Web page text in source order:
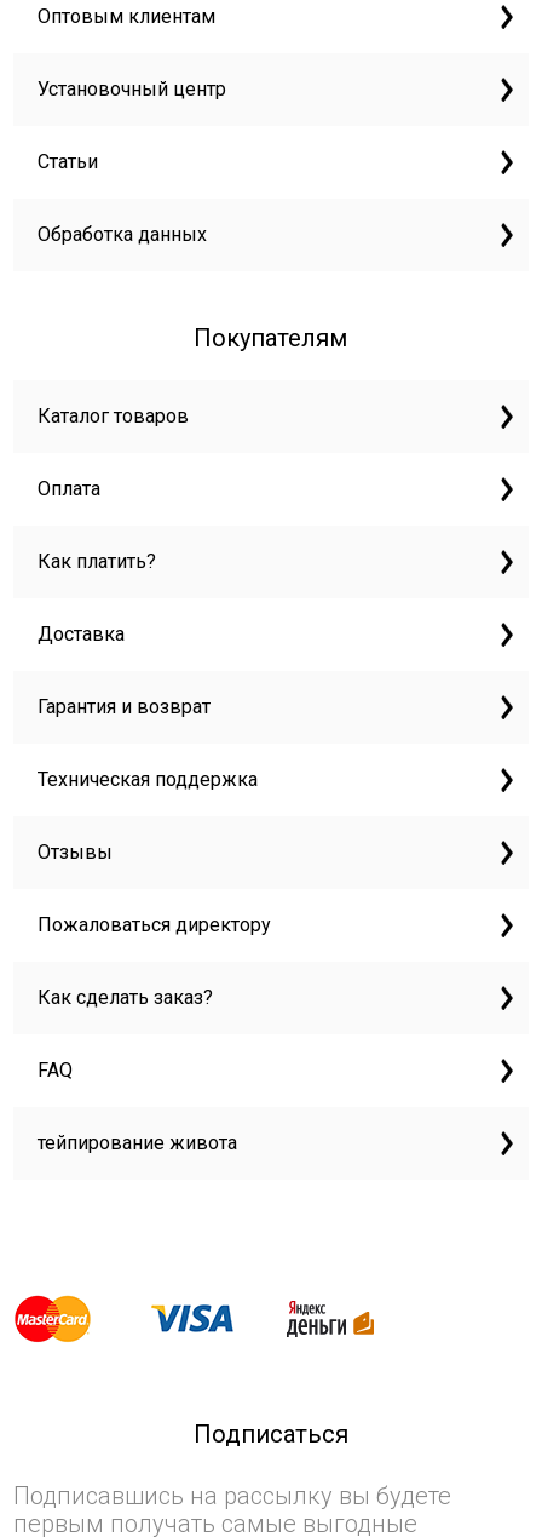
Оптовым клиентам
Установочный центр
Статьи
Обработка данных
Покупателям
Каталог товаров
Оплата
Как платить?
Доставка
Гарантия и возврат
Техническая поддержка
Отзывы
Пожаловаться директору
Как сделать заказ?
FAQ
тейпирование живота
Подписаться
Подписавшись на рассылку вы будете
первым получать самые выгодные